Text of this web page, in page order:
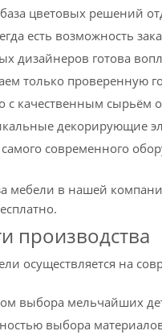
цветовых решений
есть возможность
дизайнеров готова
только проверенную
с качественным сырьём
декорирующие
современного
мебели в нашей
производства
осуществляется на
выбора мельчайших
выбора